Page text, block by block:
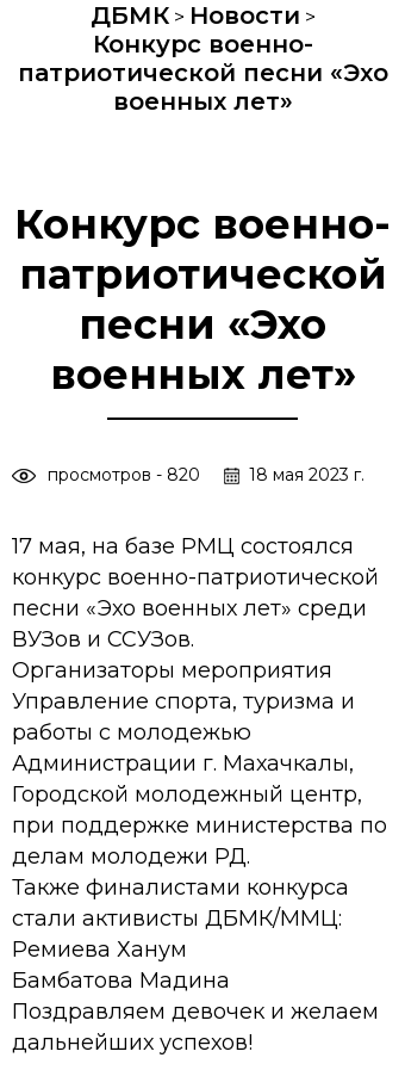
ДБМК> Новости >
Конкурс военно-
патриотической песни «Эхо
военных лет»
Конкурс военно-
патриотической
песни «Эхо
военных лет»
просмотров - 820 18 мая 2023 г.
17 мая, на базе РМЦ состоялся
конкурс военно-патриотической
песни «Эхо военных лет» среди
ВУЗов и ССУЗов.
Организаторы мероприятия
Управление спорта, туризма и
работы с молодежью
Администрации г. Махачкалы,
Городской молодежный центр,
при поддержке министерства по
делам молодежи РД.
Также финалистами конкурса
стали активисты ДБМК/ММЦ:
Ремиева Ханум
Бамбатова Мадина
Поздравляем девочек и желаем
дальнейших успехов!